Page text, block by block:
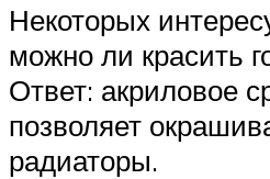
Некоторых
можно ли красить
Ответ: акриловое
позволяет
радиаторы.